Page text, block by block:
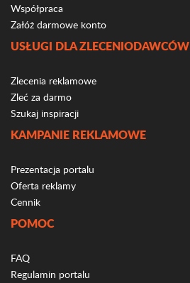
Współpraca
Załóż darmowe konto
USŁUGI DLA ZLECENIODAWCÓW
Zlecenia reklamowe
Zleć za darmo
Szukaj inspiracji
KAMPANIE REKLAMOWE
Prezentacja portalu
Oferta reklamy
Cennik
POMOC
FAQ
Regulamin portalu